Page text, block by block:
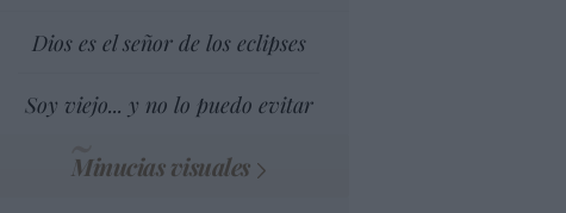
Dios es el señor de los eclipses
Soy viejo... y no lo puedo evitar
Minucias visuales